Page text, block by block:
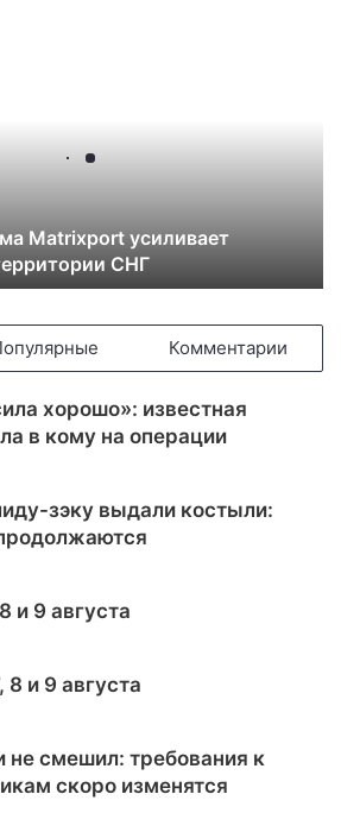
Matrixport усиливает
СНГ
Комментарии
хорошо»: известная
в кому на операции
зэку выдали костыли:
и 9 августа
8 и 9 августа
не смешил: требования к
скоро изменятся